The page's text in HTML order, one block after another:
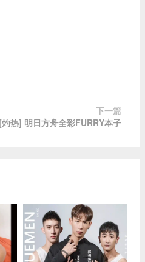
下一篇
热] 明日方舟全彩FURRY本子